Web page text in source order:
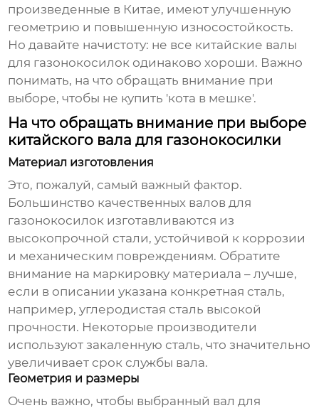
произведенные в Китае, имеют улучшенную
геометрию и повышенную износостойкость.
Но давайте начистоту: не все китайские валы
для газонокосилок одинаково хороши. Важно
понимать, на что обращать внимание при
выборе, чтобы не купить 'кота в мешке'.
На что обращать внимание при выборе
китайского вала для газонокосилки
Материал изготовления
Это, пожалуй, самый важный фактор.
Большинство качественных валов для
газонокосилок изготавливаются из
высокопрочной стали, устойчивой к коррозии
и механическим повреждениям. Обратите
внимание на маркировку материала – лучше,
если в описании указана конкретная сталь,
например, углеродистая сталь высокой
прочности. Некоторые производители
используют закаленную сталь, что значительно
увеличивает срок службы вала.
Геометрия и размеры
Очень важно, чтобы выбранный вал для